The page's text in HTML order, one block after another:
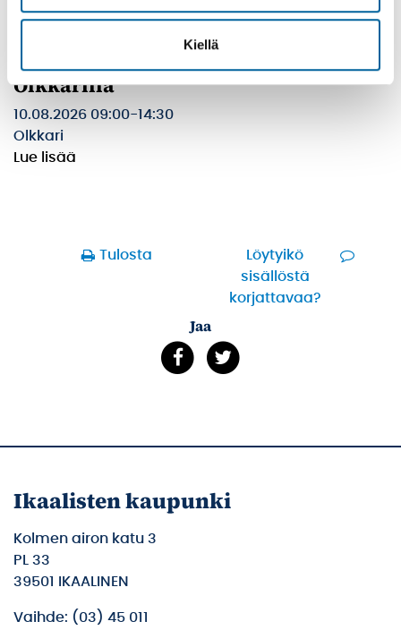
Kiellä
Ikaalisten Nykymarttojen puuropäivä
Olkkarilla
10.08.2026 09:00-14:30
Olkkari
Lue lisää
Tulosta
Löytyikö
sisällöstä
korjattavaa?
Jaa
Ikaalisten kaupunki
Kolmen airon katu 3
PL 33
39501 IKAALINEN
Vaihde: (03) 45 011